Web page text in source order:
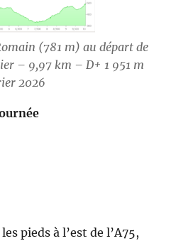
(781 m) au départ de
– 9,97 km – D+ 1 951 m
2026
pieds à l’est de l’A75,